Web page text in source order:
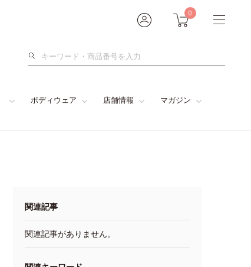
0
検
ボディウェア 店舗情報 マガジン
関連記事
関連記事がありません。